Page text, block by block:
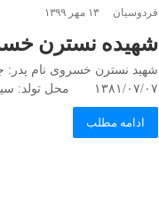
فردوسیان ۱۳ مهر ۱۳۹۹
شهیده نسترن
شهید نسترن خسروی نام پدر:
۱۳۸۱/۰۷/۰۷ محل تولد: سیستان و بلوچستان تاریخ…
ادامه مطلب